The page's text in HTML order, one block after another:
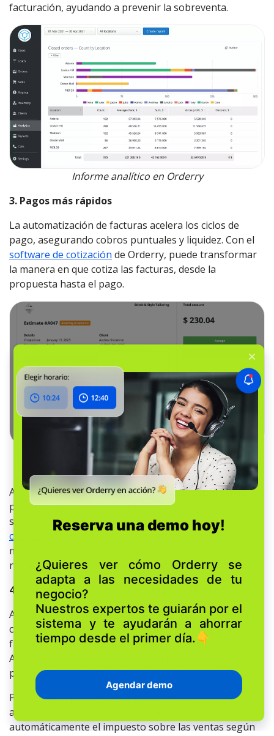
facturación, ayudando a prevenir la sobreventa.
Informe analítico en Orderry
3. Pagos más rápidos
La automatización de facturas acelera los ciclos de
pago, asegurando cobros puntuales y liquidez. Con el
software de cotización de Orderry, puede transformar
la manera en que cotiza las facturas, desde la
propuesta hasta el pago.
Transición sin esfuerzo de los presupuestos a los
pagos con los formularios públicos de Orderry.
Además, puede acceder a un sistema de pasarela de
pagos integrado en sus facturas para pagos con un
solo clic. A través de nuestrosoftware de gestión de
clientes
, puede gestionar las relaciones con los clientes
mediante el CRM. Con un flujo de efectivo mejorado,
reducirá la dependencia de la deuda a corto plazo.
4. Cumplimiento y preparación para auditorías
Automatizar su facturación garantiza que su empresa
cumpla con los requisitos de auditoría y las leyes
fiscales mediante registros estandarizados y trazables.
Al utilizar el
puede simplificar las operaciones diarias de su PYME.
Por ejemplo, puede aplicar la función de
automatización de impuestos que calcula
automáticamente el impuesto sobre las ventas según